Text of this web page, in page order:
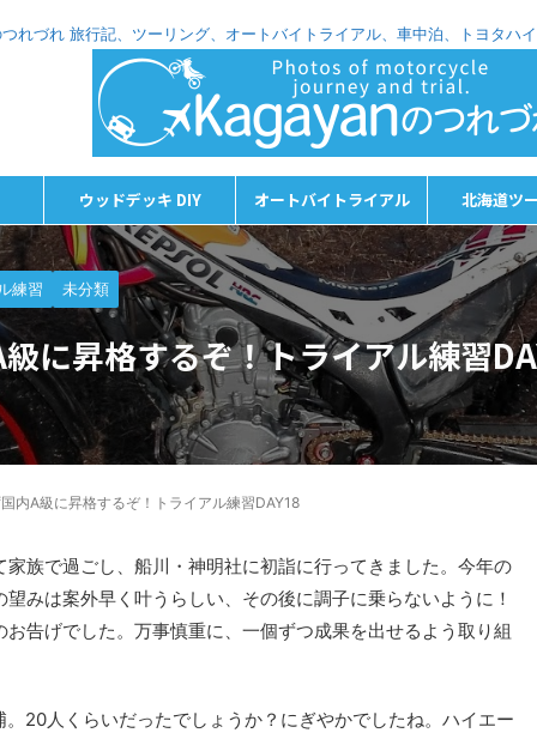
れづれ 旅行記、ツーリング、オートバイトライアル、車中泊、トヨタハ
ウッドデッキ DIY オートバイトライアル 北海道ツ
練習 未分類
に昇格するぞ！トライアル練習
内A級に昇格するぞ！トライアル練習DAY18
族で過ごし、船川・神明社に初詣に行ってきました。今年の
みは案外早く叶うらしい、その後に調子に乗らないように！
告げでした。万事慎重に、一個ずつ成果を出せるよう取り組
20人くらいだったでしょうか？にぎやかでしたね。ハイエー